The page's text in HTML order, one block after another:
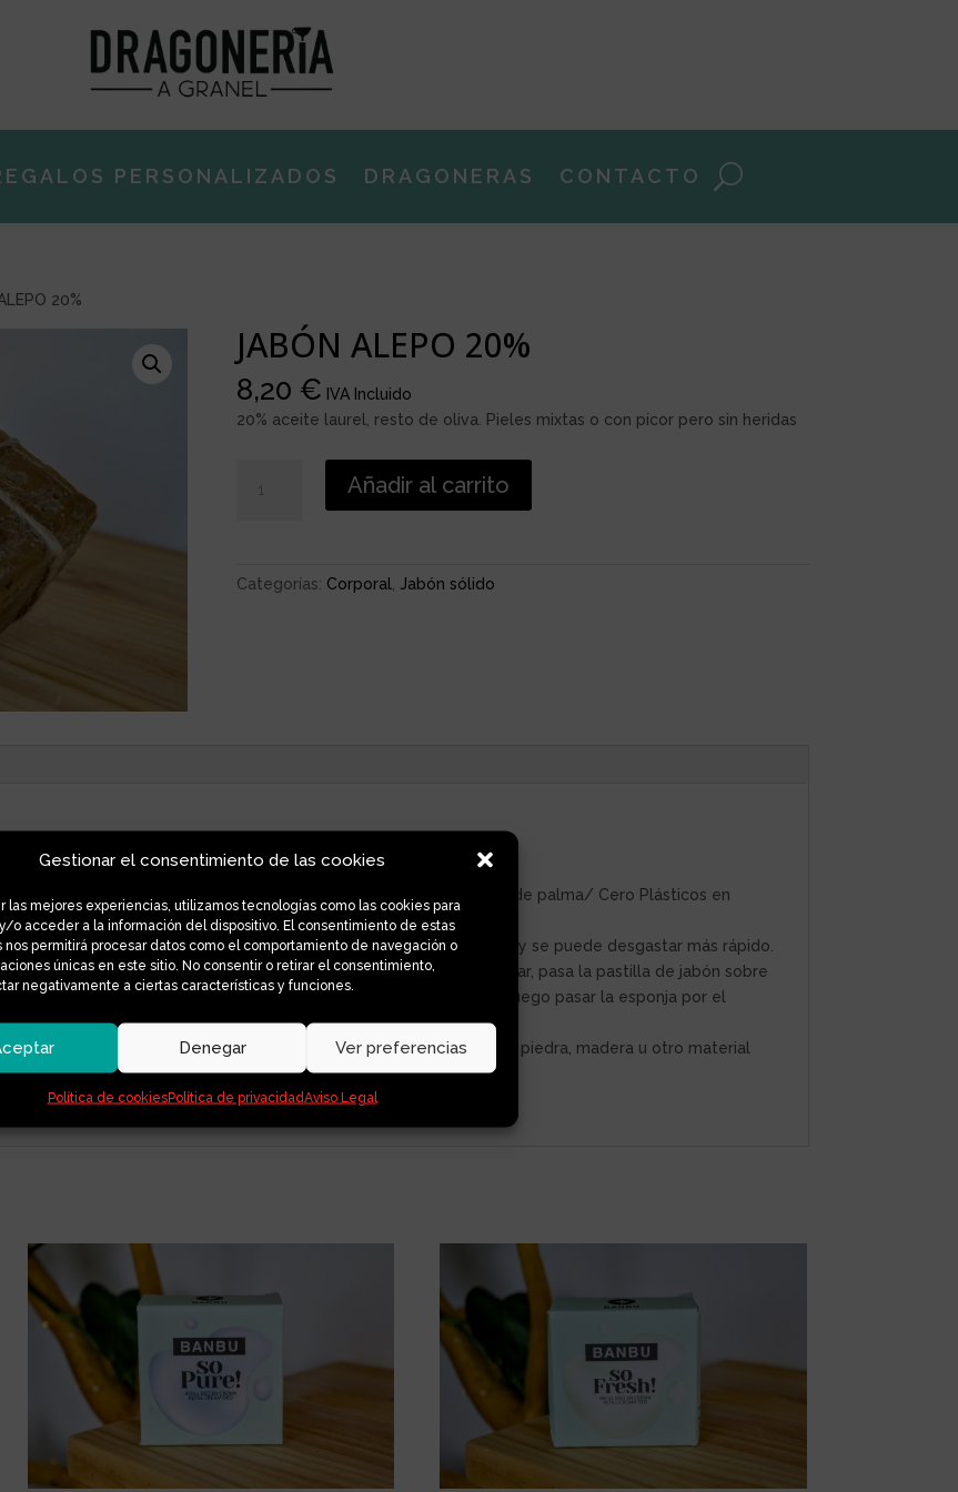
Gestionar el consentimiento de las cookies
las mejores experiencias, utilizamos tecnologías como las cookies para
o acceder a la información del dispositivo. El consentimiento de estas
nos permitirá procesar datos como el comportamiento de navegación o
únicas en este sitio. No consentir o retirar el consentimiento,
negativamente a ciertas características y funciones.
Denegar Ver preferencias
Política de cookiesPolítica de privacidadAviso Legal
PERSONALIZADOS DRAGONERAS CONTACTO
20%
JABÓN ALEPO 20%
8,20 € IVA Incluido
20% aceite laurel, resto de oliva. Pieles mixtas o con picor pero sin heridas
ALEPO
Añadir al carrito
Categorías: Corporal Jabón sólido
Propiedades antisépticas, antiinflamatorias y cicatrizantes.
aceite de oliva y laurel/100% ingredientes naturales/Sin aceite de palma/ Cero Plásticos en
pastilla ya que la parte interior (más verde) se ha secado menos y se puede desgastar más rápido.
usando. Humedece con agua la parte del cuerpo que quieras limpiar, pasa la pastilla de jabón sobre
la pastilla con la esponja hasta conseguir la espuma deseada y luego pasar la esponja por el
del mismo. Lo ideal es dejar la pastilla en una jabonera drenante de piedra, madera u otro material
de focos de luz.